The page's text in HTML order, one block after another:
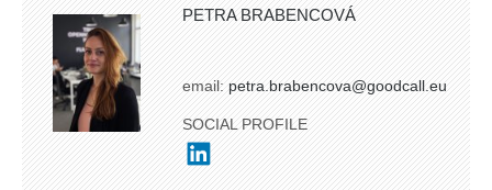
PETRA BRABENCOVÁ
email:petra.brabencova@goodcall.eu
SOCIAL PROFILE